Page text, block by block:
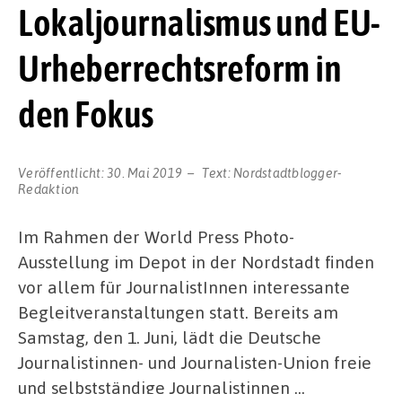
Lokaljournalismus und EU-
Urheberrechtsreform in
den Fokus
Veröffentlicht:30. Mai 2019 Text: Nordstadtblogger-
Redaktion
Im Rahmen der World Press Photo-
Ausstellung im Depot in der Nordstadt finden
vor allem für JournalistInnen interessante
Begleitveranstaltungen statt. Bereits am
Samstag, den 1. Juni, lädt die Deutsche
Journalistinnen- und Journalisten-Union freie
und selbstständige Journalistinnen …